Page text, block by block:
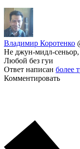
Владимир Коротенко
Не джун-мидл-сеньор,
Любой без гуи
Ответ написан более
Комментировать